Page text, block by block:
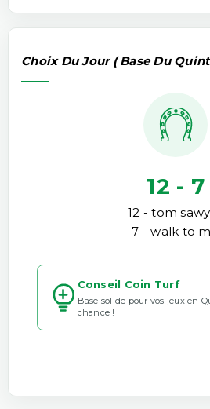
Choix Du Jour ( Base Du
12 - 7
12 - tom
7 - walk to
Conseil Coin Turf
Base solide pour vos jeux en
chance !